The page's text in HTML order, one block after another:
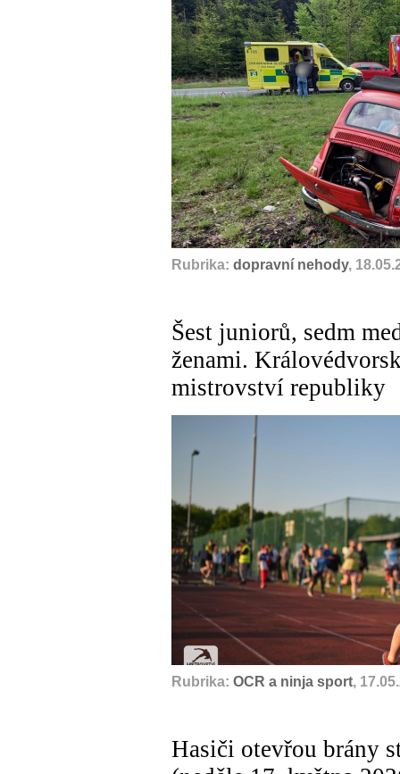
Rubrika: dopravní nehody,
Šest juniorů, sedm
ženami.
mistrovství republiky
Rubrika: OCR a ninja sport,
Hasiči otevřou brány